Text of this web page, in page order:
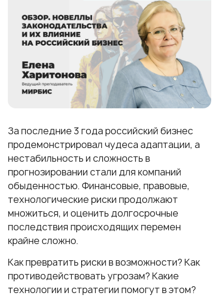
За последние 3 года российский бизнес
продемонстрировал чудеса адаптации, а
нестабильность и сложность в
прогнозировании стали для компаний
обыденностью. Финансовые, правовые,
технологические риски продолжают
множиться, и оценить долгосрочные
последствия происходящих перемен
крайне сложно.
Как превратить риски в возможности? Как
противодействовать угрозам? Какие
технологии и стратегии помогут в этом?